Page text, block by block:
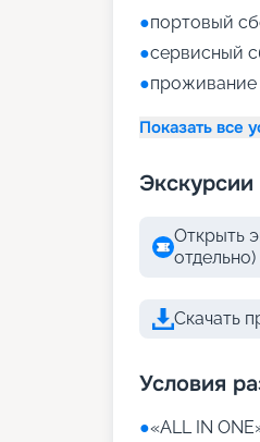
●портовый
●сервисный
●проживание
Показать все
Экскурсии
Открыть
отдельно)
Скачать
Условия
●«АLL IN